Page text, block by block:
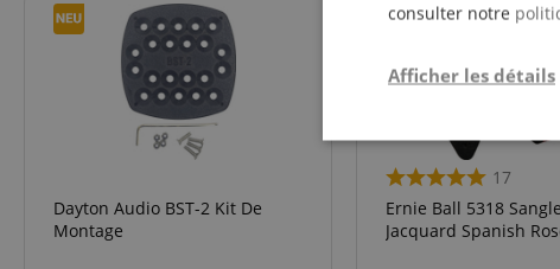
Dayton Audio BST-2 Kit De
Montage
17
Ernie Ball 5318 Sangle
Jacquard Spanish
consulter notre
Afficher les détails
Strictement
nécessaire